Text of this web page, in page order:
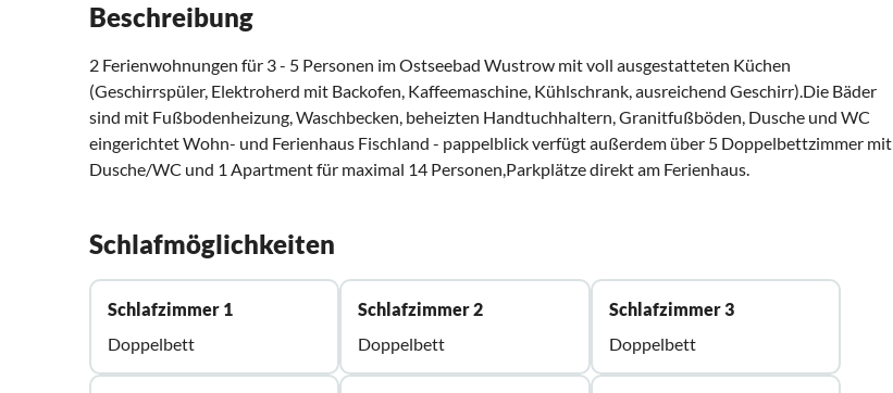
Beschreibung
2 Ferienwohnungen für 3 - 5 Personen im Ostseebad Wustrow mit voll ausgestatteten Küchen
(Geschirrspüler, Elektroherd mit Backofen, Kaffeemaschine, Kühlschrank, ausreichend Geschirr).Die Bäder
sind mit Fußbodenheizung, Waschbecken, beheizten Handtuchhaltern, Granitfußböden, Dusche und WC
eingerichtet Wohn- und Ferienhaus Fischland - pappelblick verfügt außerdem über 5 Doppelbettzimmer mit
Dusche/WC und 1 Apartment für maximal 14 Personen,Parkplätze direkt am Ferienhaus.
Schlafmöglichkeiten
Schlafzimmer 1
Doppelbett
Schlafzimmer 2
Doppelbett
Schlafzimmer 3
Doppelbett